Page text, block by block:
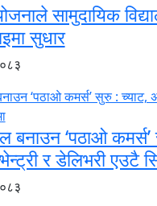
सामुदायिक
सुधार
बनाउन ‘पठाओ
र डेलिभरी एउटै